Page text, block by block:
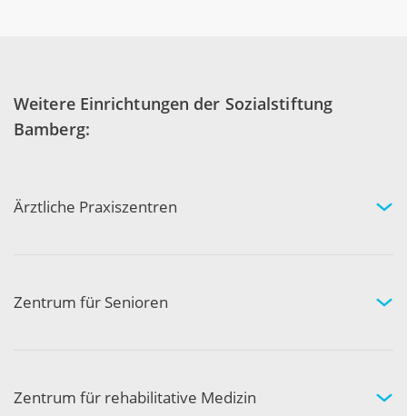
Weitere Einrichtungen der Sozialstiftung
Bamberg:
Ärztliche Praxiszentren
Kompetenznetzwerk
Zentrum für Senioren
Aktivität und Gemeinschaft
Zentrum für rehabilitative Medizin